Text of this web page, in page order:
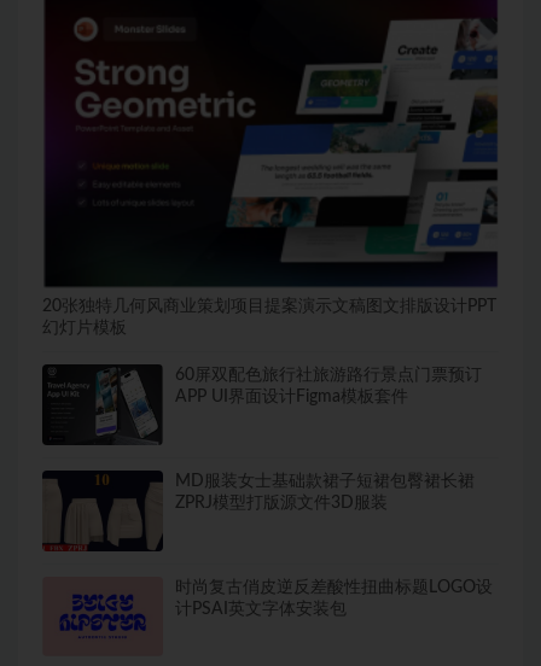
20张独特几何风商业策划项目提案演示文稿图文排版设计PPT
幻灯片模板
60屏双配色旅行社旅游路行景点门票预订
APP UI界面设计Figma模板套件
MD服装女士基础款裙子短裙包臀裙长裙
ZPRJ模型打版源文件3D服装
时尚复古俏皮逆反差酸性扭曲标题LOGO设
计PSAI英文字体安装包